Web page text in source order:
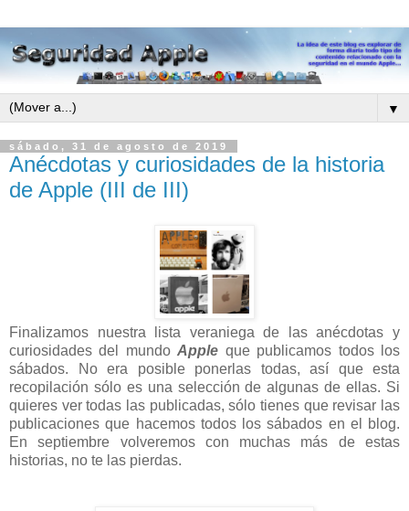
▼
sábado, 31 de agosto de 2019
Anécdotas y curiosidades de la historia
de Apple (III de III)
Finalizamos nuestra lista veraniega de las anécdotas y
curiosidades del mundoApple que publicamos todos los
sábados. No era posible ponerlas todas, así que esta
recopilación sólo es una selección de algunas de ellas. Si
quieres ver todas las publicadas, sólo tienes que revisar las
publicaciones que hacemos todos los sábados en el blog.
En septiembre volveremos con muchas más de estas
historias, no te las pierdas.